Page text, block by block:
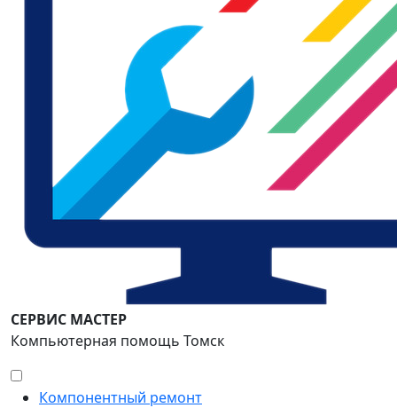
СЕРВИС МАСТЕР
Компьютерная помощь Томск
Компонентный ремонт